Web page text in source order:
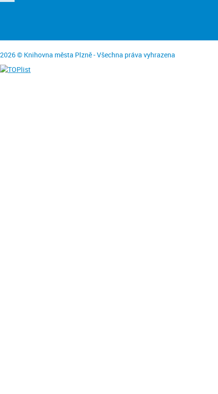
2026 © Knihovna města Plzně - Všechna práva vyhrazena